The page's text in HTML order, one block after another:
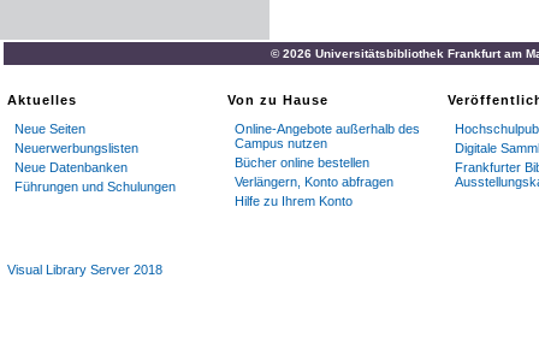
© 2026 Universitätsbibliothek Frankfurt am
Aktuelles
Neue Seiten
Neuerwerbungslisten
Neue Datenbanken
Führungen und Schulungen
Von zu Hause
Online-Angebote außerhalb des
Campus nutzen
Bücher online bestellen
Verlängern, Konto abfragen
Hilfe zu Ihrem Konto
Digitale
Frankfurter
Visual Library Server 2018